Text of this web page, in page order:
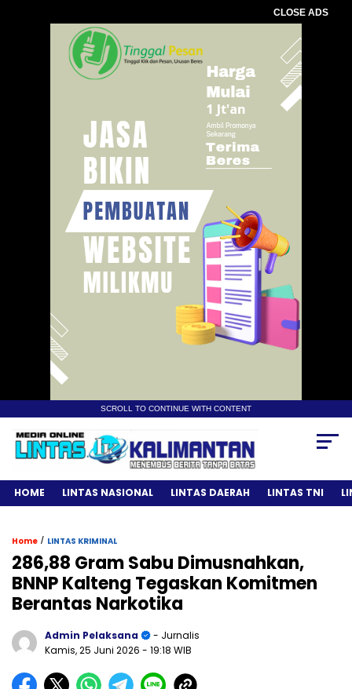
CLOSE ADS
SCROLL TO CONTINUE WITH CONTENT
HOME LINTAS NASIONAL LINTAS DAERAH LINTAS TNI
Home / LINTAS KRIMINAL
286,88 Gram Sabu Dimusnahkan,
BNNP Kalteng Tegaskan Komitmen
Berantas Narkotika
Admin Pelaksana
- Jurnalis
Kamis, 25 Juni 2026 - 19:18 WIB